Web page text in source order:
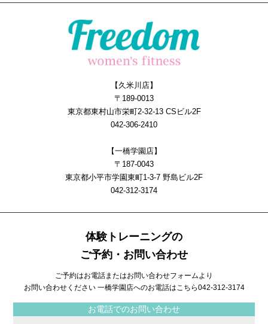
【久米川店】
〒189-0013
東京都東村山市栄町2-32-13 CSビル2F
042-306-2410
【一橋学園店】
〒187-0043
東京都小平市学園東町1-3-7 野島ビル2F
042-312-3174
体験トレーニングの
ご予約・お問い合わせ
ご予約はお電話またはお問い合わせフォームより
お問い合わせください 一橋学園店へのお電話はこちら042-312-3174
お電話でのお問い合わせ